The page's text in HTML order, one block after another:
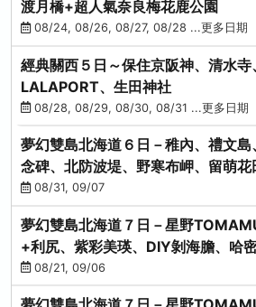
渡月橋+超人氣奈良梅花鹿公園
08/24, 08/26, 08/27, 08/28 ...更多日期
經典關西５日～保住京阪神、清水寺
LALAPORT、生田神社
08/28, 08/29, 08/30, 08/31 ...更多日期
夢幻雙島北海道６日－稚內、禮文
念碑、北防波堤、野寒布岬、留萌
08/31, 09/07
夢幻雙島北海道７日－星野
+利尻、紫彩美瑛、DIY剝海膽、哈
蟹吃到飽
08/21, 09/06